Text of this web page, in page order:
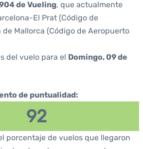
de Vueling, que actualmente
El Prat (Código de
Mallorca (Código de Aeropuerto
del vuelo para el Domingo, 09 de
de puntualidad:
92
porcentaje de vuelos que llegaron